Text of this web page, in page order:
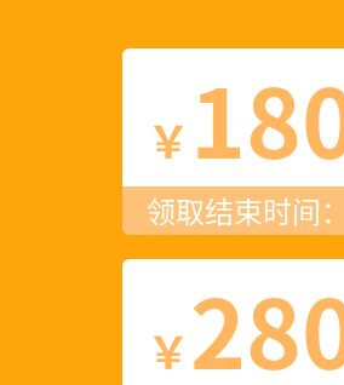
￥
领取结束时间
￥